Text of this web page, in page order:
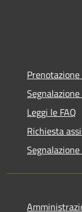
Leggi le FAQ
Richiesta